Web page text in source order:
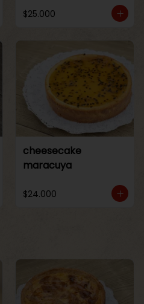
$25.000
cheesecake
maracuya
$24.000